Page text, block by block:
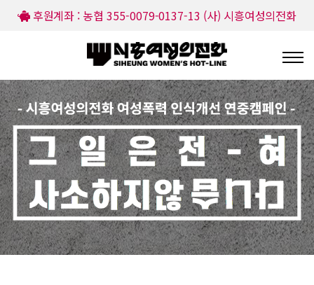
후원계좌 : 농협 355-0079-0137-13 (사) 시흥여성의전화